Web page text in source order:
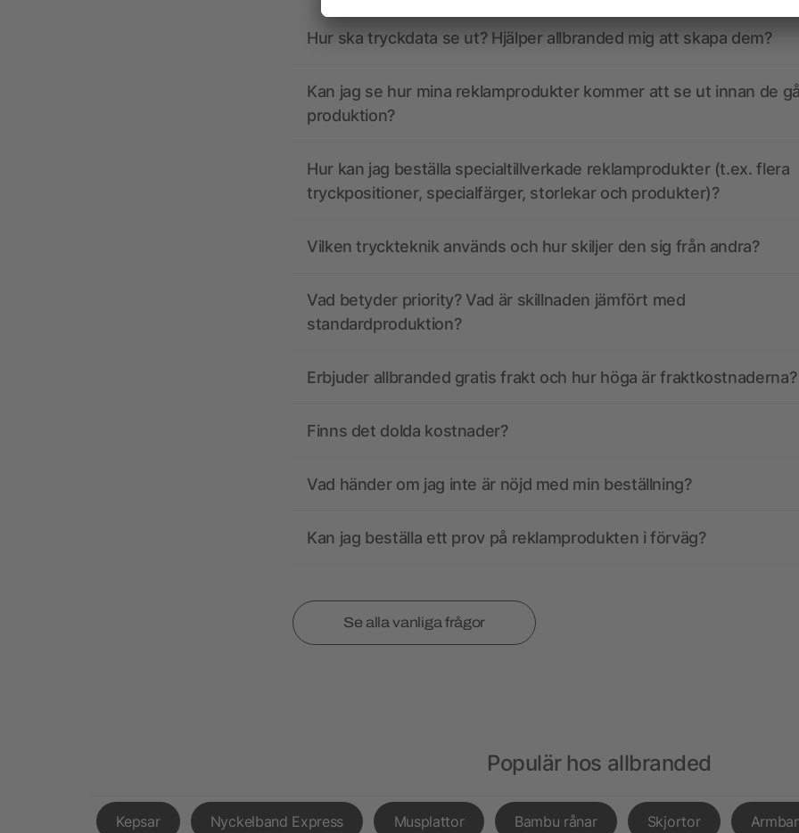
Hur ska tryckdata se ut? Hjälper allbranded mig att skapa dem?
Kan jag se hur mina reklamprodukter kommer att se ut innan de
produktion?
Hur kan jag beställa specialtillverkade reklamprodukter (t.ex. flera
tryckpositioner, specialfärger, storlekar och produkter)?
Vilken tryckteknik används och hur skiljer den sig från andra?
Vad betyder priority? Vad är skillnaden jämfört med
standardproduktion?
Erbjuder allbranded gratis frakt och hur höga är fraktkostnaderna?
Finns det dolda kostnader?
Vad händer om jag inte är nöjd med min beställning?
Kan jag beställa ett prov på reklamprodukten i förväg?
Se alla vanliga frågor
Populär hos allbranded
Kepsar Nyckelband Express Musplattor Bambu rånar Skjortor